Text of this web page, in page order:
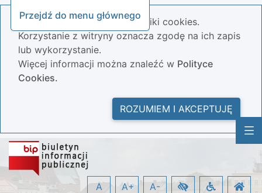
Przejdź do menu głównego
Nasza strona wykorzystuje pliki cookies.
Korzystanie z witryny oznacza zgodę na ich zapis
lub wykorzystanie.
Więcej informacji można znaleźć w Polityce
Cookies.
ROZUMIEM I AKCEPTUJĘ
A A+ A-